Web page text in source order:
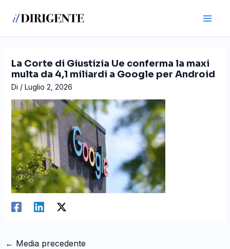
La Corte di Giustizia Ue conferma la maxi
multa da 4,1 miliardi a Google per Android
Di / Luglio 2, 2026
articoli
← Media precedente